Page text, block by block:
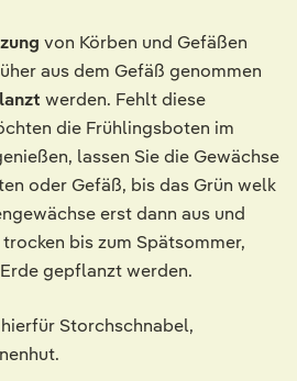
von Körben und Gefäßen
aus dem Gefäß genommen
werden. Fehlt diese
die Frühlingsboten im
lassen Sie die Gewächse
oder Gefäß, bis das Grün welk
erst dann aus und
bis zum Spätsommer,
gepflanzt werden.
Storchschnabel,